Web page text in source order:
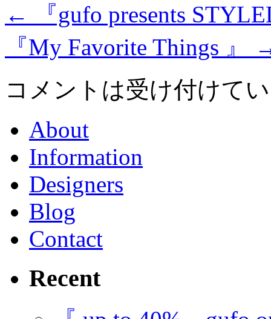
←
『gufo presents
『My Favorite Things 』
コメントは受け付けて
About
Information
Designers
Blog
Contact
Recent